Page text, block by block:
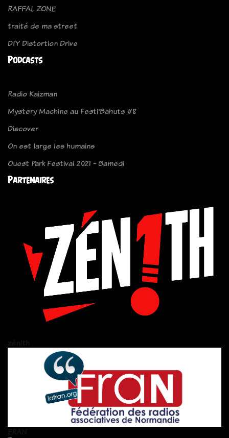
RAFFAL ZONE
traité de ma street
DIY Distortion Drive
Podcasts
Radio Kaizman
Mystery Machine au Festi'Bahuts #8
Discover
On est large les humains
Ouest Park Festival 2021 - Samedi
Partenaires